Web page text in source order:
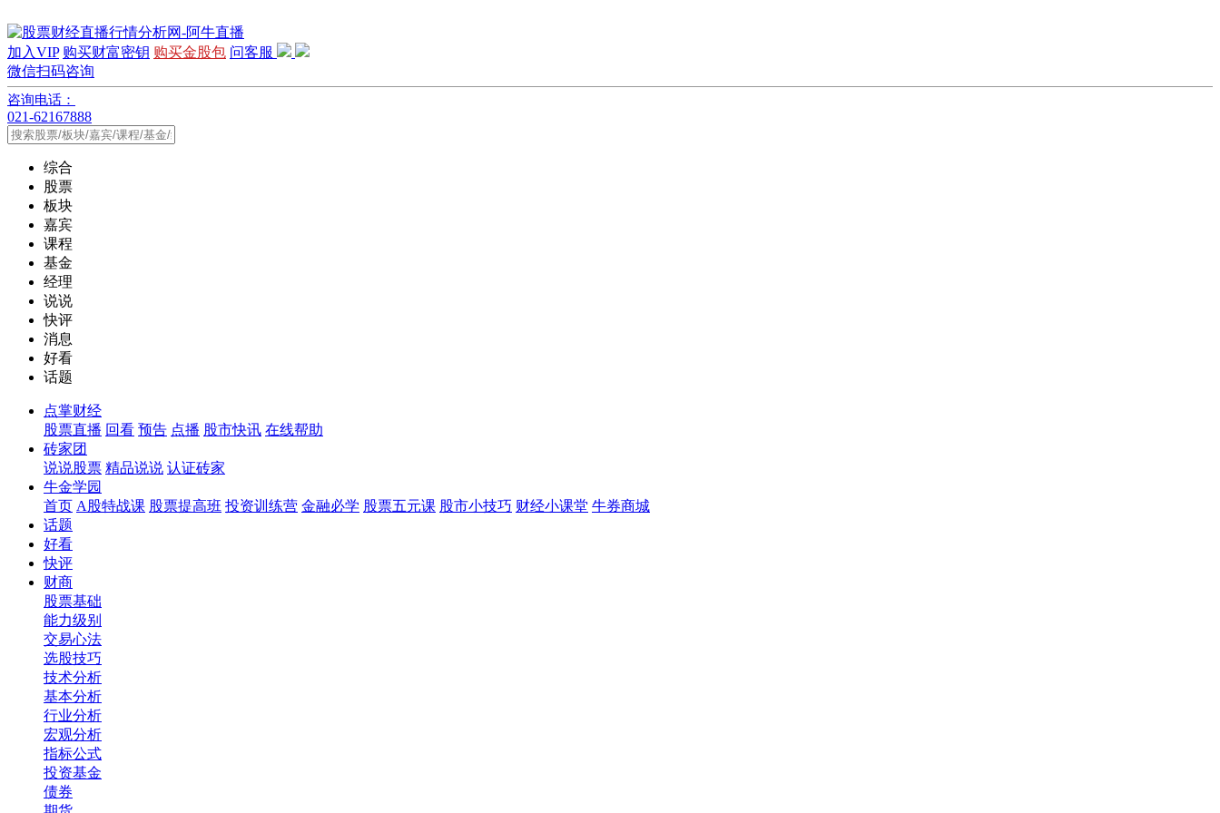
加入VIP 购买财富密钥 购买金股包 问客服
微信扫码咨询
咨询电话：
021-62167888
综合
股票
板块
嘉宾
课程
基金
经理
说说
快评
消息
好看
话题
点掌财经
股票直播 回看 预告 点播 股市快讯 在线帮助
砖家团
说说股票 精品说说 认证砖家
牛金学园
首页 A股特战课 股票提高班 投资训练营 金融必学 股票五元课 股市小技巧 财经小课堂 牛券商城
话题
好看
快评
财商
股票基础
能力级别
交易心法
选股技巧
技术分析
基本分析
行业分析
宏观分析
指标公式
投资基金
债券